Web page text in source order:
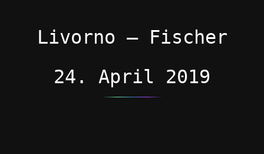
Livorno – Fischer
24. April 2019